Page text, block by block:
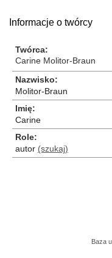
Informacje o twórcy
Twórca
Carine Molitor-Braun
Nazwisko
Molitor-Braun
Imię
Carine
Role
autor (szukaj)
Baza